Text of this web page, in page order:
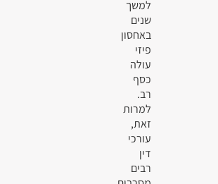
למשך
שנים
באחסון
פיזי
עולה
כסף
רב.
למרות
זאת,
עורכי
דין
רבים